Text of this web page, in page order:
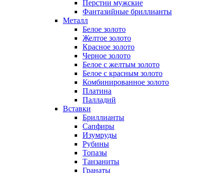
Перстни мужские
Фантазийные бриллианты
Металл
Белое золото
Желтое золото
Красное золото
Черное золото
Белое с желтым золото
Белое с красным золото
Комбинированное золото
Платина
Палладий
Вставки
Бриллианты
Сапфиры
Изумруды
Рубины
Топазы
Танзаниты
Гранаты